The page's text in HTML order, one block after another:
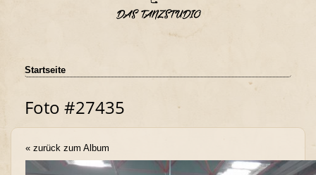
Startseite
Foto #27435
« zurück zum Album